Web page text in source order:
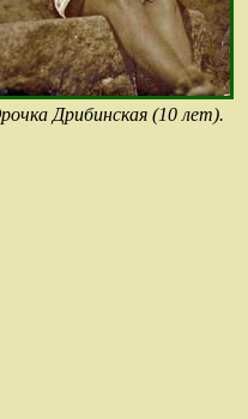
Дрибинская (10 лет).